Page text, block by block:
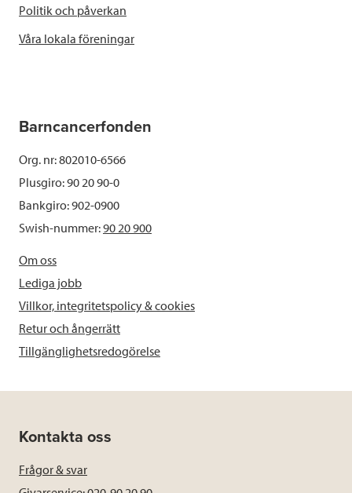
Politik och påverkan
Våra lokala föreningar
Barncancerfonden
Org. nr: 802010-6566
Plusgiro: 90 20 90-0
Bankgiro: 902-0900
Swish-nummer:90 20 900
Om oss
Lediga jobb
Villkor, integritetspolicy & cookies
Retur och ångerrätt
Tillgänglighetsredogörelse
Kontakta oss
Frågor & svar